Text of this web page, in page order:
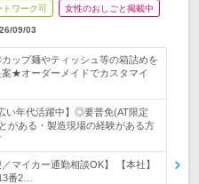
トワーク可 女性のおしごと掲載中
09/03
ップ麺やティッシュ等の箱詰めを
★オーダーメイドでカスタマイ
い年代活躍中】◎要普免(AT限定
がある・製造現場の経験がある方
マイカー通勤相談OK】 【本社】
番2…